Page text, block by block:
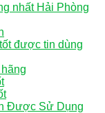
nhất Hải Phòng
được tin dùng
Được Sử Dụng